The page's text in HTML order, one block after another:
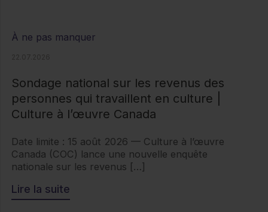
À ne pas manquer
Sondage national sur les revenus des
personnes qui travaillent en culture |
Culture à l’œuvre Canada
Date limite : 15 août 2026 — Culture à l’œuvre
Canada (COC) lance une nouvelle enquête
nationale sur les revenus […]
Lire la suite